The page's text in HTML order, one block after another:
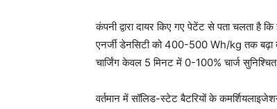
कंपनी द्वारा दायर किए गए पेटेंट से पता चलता है
एनर्जी डेनसिटी को 400-500 Wh/kg तक बढ़ा
चार्जिंग केवल 5 मिनट में 0-100% चार्ज
वर्तमान में सॉलिड-स्टेट बैटरियों के